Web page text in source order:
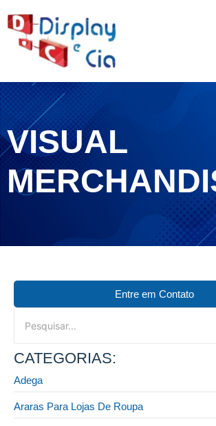
VISUAL
Entre em Contato
CATEGORIAS:
Adega
Araras Para Lojas De Roupa